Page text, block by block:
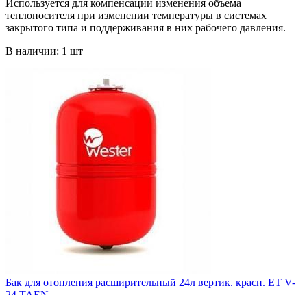
Используется для компенсации изменения объема
теплоносителя при изменении температуры в системах
закрытого типа и поддерживания в них рабочего давления.
В наличии: 1 шт
Бак для отопления расширительный 24л вертик. красн. ET V-